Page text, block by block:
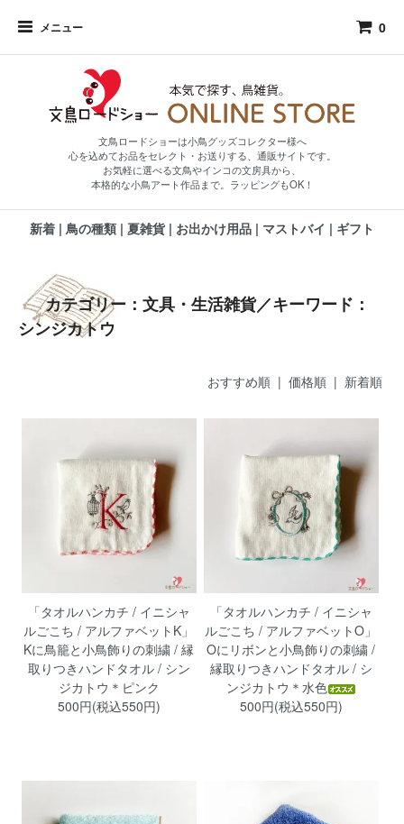
メニュー 0
文鳥ロードショーは小鳥グッズコレクター様へ
心を込めてお品をセレクト・お送りする、通販サイトです。
お気軽に選べる文鳥やインコの文房具から、
本格的な小鳥アート作品まで。ラッピングもOK！
新着 | 鳥の種類 | 夏雑貨 | お出かけ用品 | マストバイ | ギフト
カテゴリー：文具・生活雑貨／キーワード：
シンジカトウ
おすすめ順 | 価格順| 新着順
「タオルハンカチ / イニシャ
ルごこち / アルファベットK」
Kに鳥籠と小鳥飾りの刺繍 / 縁
取りつきハンドタオル / シン
ジカトウ＊ピンク
500円(税込550円)
「タオルハンカチ / イニシャ
ルごこち / アルファベットO」
Oにリボンと小鳥飾りの刺繍 /
縁取りつきハンドタオル / シ
ンジカトウ＊水色
500円(税込550円)